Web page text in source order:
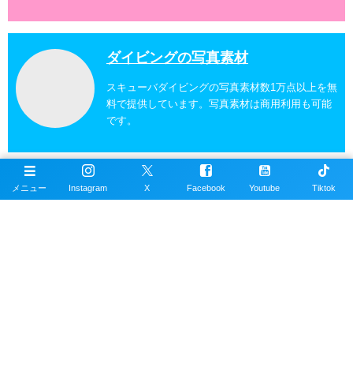
ダイビングの写真素材
スキューバダイビングの写真素材数1万点以上を無
料で提供しています。写真素材は商用利用も可能
です。
沖縄ダイビングの魚図鑑
メニュー Instagram X Facebook Youtube Tiktok